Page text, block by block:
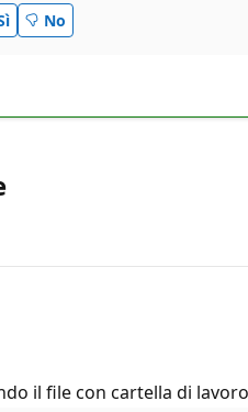
No
il file con cartella di